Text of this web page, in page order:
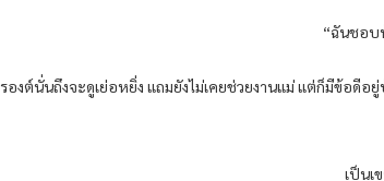
“ฉันชอบ
รองต์นั่นถึงจะดูเย่อหยิ่ง แถมยังไม่เคยช่วยงานแม่ แต่ก็มีข้อ
เป็นเ